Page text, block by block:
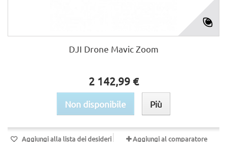
DJI Drone Mavic Zoom
2 142,99 €
Non disponibile Più
Aggiungi alla lista dei desideri Aggiungi al comparatore